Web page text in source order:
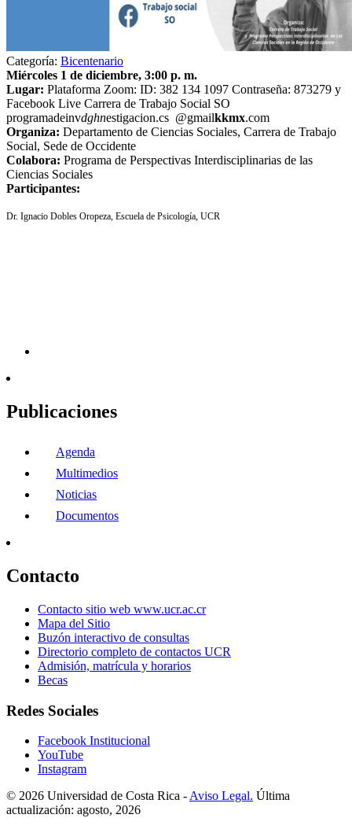
Categoría: Bicentenario
Miércoles 1 de diciembre, 3:00 p. m.
Lugar: Plataforma Zoom: ID: 382 134 1097 Contraseña: 873279 y
Facebook Live Carrera de Trabajo Social SO
programadeinvdghnestigacion.cs @gmailkkmx.com
Organiza: Departamento de Ciencias Sociales, Carrera de Trabajo
Social, Sede de Occidente
Colabora: Programa de Perspectivas Interdisciplinarias de las
Ciencias Sociales
Participantes:
Dr. Ignacio Dobles Oropeza, Escuela de Psicología, UCR
Publicaciones
Agenda
Multimedios
Noticias
Documentos
Contacto
Contacto sitio web www.ucr.ac.cr
Mapa del Sitio
Buzón interactivo de consultas
Directorio completo de contactos UCR
Admisión, matrícula y horarios
Becas
Redes Sociales
Facebook Institucional
YouTube
Instagram
© 2026 Universidad de Costa Rica - Aviso Legal. Última
actualización: agosto, 2026